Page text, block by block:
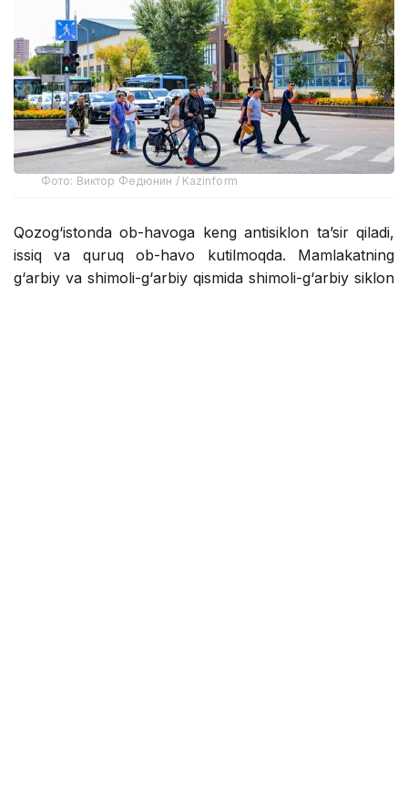
Фото: Виктор Федюнин / Kazinform
Qozog‘istonda ob-havoga keng antisiklon ta’sir qiladi,
issiq va quruq ob-havo kutilmoqda. Mamlakatning
g‘arbiy va shimoli-g‘arbiy qismida shimoli-g‘arbiy siklon